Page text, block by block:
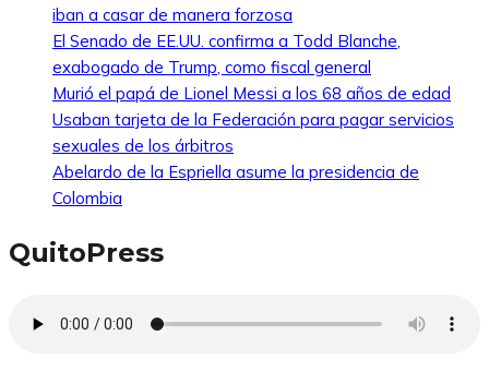
iban a casar de manera forzosa
El Senado de EE.UU. confirma a Todd Blanche,
exabogado de Trump, como fiscal general
Murió el papá de Lionel Messi a los 68 años de edad
Usaban tarjeta de la Federación para pagar servicios
sexuales de los árbitros
Abelardo de la Espriella asume la presidencia de
Colombia
QuitoPress